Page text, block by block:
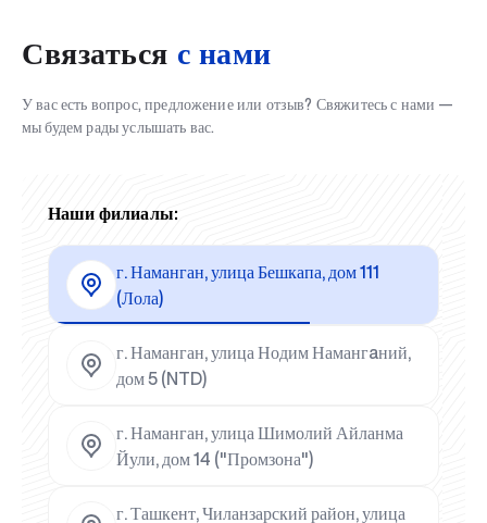
Связаться с нами
У вас есть вопрос, предложение или отзыв? Свяжитесь с нами —
мы будем рады услышать вас.
Наши филиалы:
г. Наманган, улица Бешкапа, дом 111
(Лола)
г. Наманган, улица Нодим Намангaний,
дом 5 (NTD)
г. Наманган, улица Шимолий Айланма
Йули, дом 14 ("Промзона")
г. Ташкент, Чиланзарский район, улица